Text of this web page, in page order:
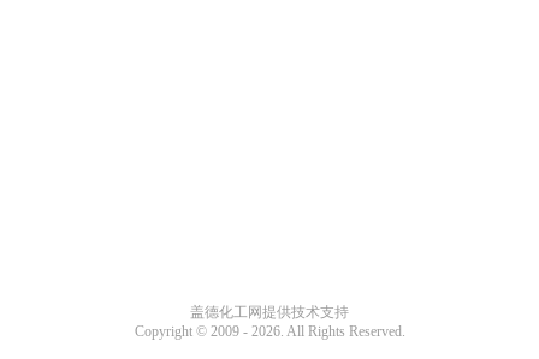
盖德化工网提供技术支持
Copyright © 2009 - 2026. All Rights Reserved.